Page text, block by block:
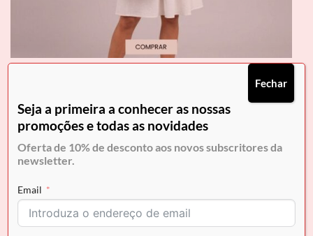
Seja a primeira a conhecer as nossas
promoções e todas as novidades
Oferta de 10% de desconto aos novos subscritores da
newsletter.
Email
Fechar